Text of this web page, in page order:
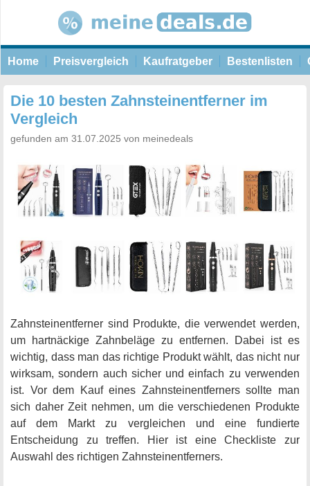
Home Preisvergleich Kaufratgeber Bestenlisten
Die 10 besten Zahnsteinentferner im
Vergleich
gefunden am 31.07.2025 von meinedeals
Zahnsteinentferner sind Produkte, die verwendet werden,
um hartnäckige Zahnbeläge zu entfernen. Dabei ist es
wichtig, dass man das richtige Produkt wählt, das nicht nur
wirksam, sondern auch sicher und einfach zu verwenden
ist. Vor dem Kauf eines Zahnsteinentferners sollte man
sich daher Zeit nehmen, um die verschiedenen Produkte
auf dem Markt zu vergleichen und eine fundierte
Entscheidung zu treffen. Hier ist eine Checkliste zur
Auswahl des richtigen Zahnsteinentferners.